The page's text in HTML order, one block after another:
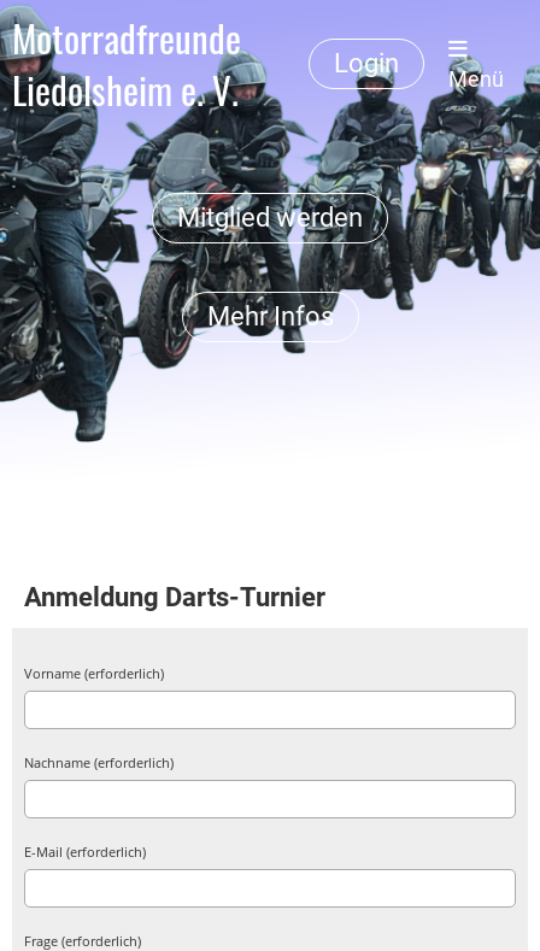
Motorradfreunde
Liedolsheim e. V.
Login
Menü
Mitglied werden
Mehr Infos
Anmeldung Darts-Turnier
Vorname (erforderlich)
Nachname (erforderlich)
E-Mail (erforderlich)
Frage (erforderlich)